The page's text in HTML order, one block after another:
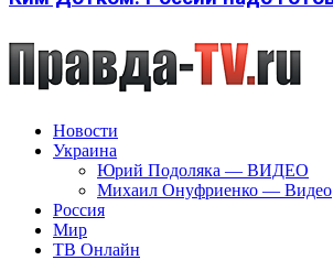
Новости
Украина
Юрий Подоляка — ВИДЕО
Михаил Онуфриенко — Видео
Россия
Мир
ТВ Онлайн